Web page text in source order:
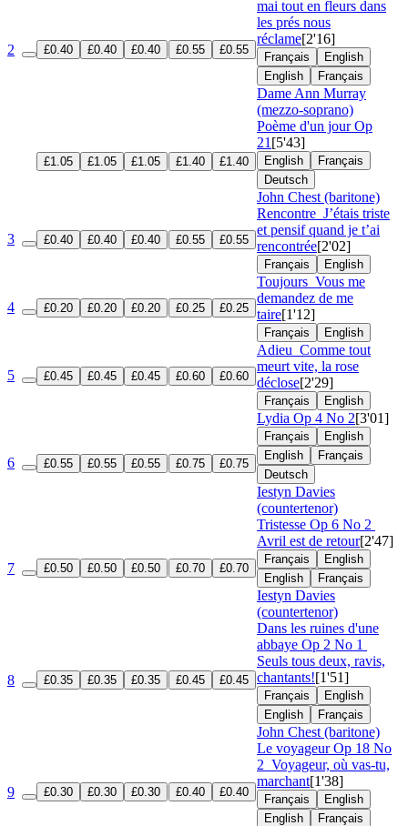
2 £0.40 £0.40 £0.40 £0.55 £0.55
mai tout en fleurs dans
les prés nous
réclame[2'16]
Français
English
English
Français
Dame Ann Murray
(mezzo-soprano)
£1.05 £1.05 £1.05 £1.40 £1.40
Poème d'un jourOp
21 [5'43]
English
Français
Deutsch
John Chest (baritone)
3 £0.40 £0.40 £0.40 £0.55 £0.55
Rencontre J’étais triste
et pensif quand je t’ai
rencontrée[2'02]
Français English
4 £0.20 £0.20 £0.20 £0.25 £0.25
Toujours Vous me
demandez de me
taire[1'12]
Français English
5 £0.45 £0.45 £0.45 £0.60 £0.60
Adieu Comme tout
meurt vite, la rose
déclose[2'29]
Français English
6 £0.55 £0.55 £0.55 £0.75 £0.75
Lydia Op 4 No 2[3'01]
Français
English
English
Français
Deutsch
Iestyn Davies
(countertenor)
7 £0.50 £0.50 £0.50 £0.70 £0.70
Tristesse Op 6 No 2
Avril est de retour[2'47]
Français
English
English
Français
Iestyn Davies
(countertenor)
8 £0.35 £0.35 £0.35 £0.45 £0.45
Dans les ruines d'une
abbaye Op 2 No 1
Seuls tous deux, ravis,
chantants![1'51]
Français
English
English
Français
John Chest (baritone)
9 £0.30 £0.30 £0.30 £0.40 £0.40
Le voyageurOp 18 No
2 Voyageur, où vas-tu,
marchant[1'38]
Français
English
English
Français